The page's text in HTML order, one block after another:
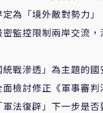
為「境外敵對勢力
監控限制兩岸交流
戰滲透」為主題的
檢討修正《軍事審
法復辟」下一步是